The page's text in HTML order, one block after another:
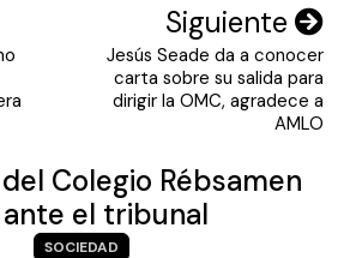
Siguiente
Jesús Seade da a conocer
carta sobre su salida para
dirigir la OMC, agradece a
AMLO
Colegio Rébsamen
el tribunal
SOCIEDAD